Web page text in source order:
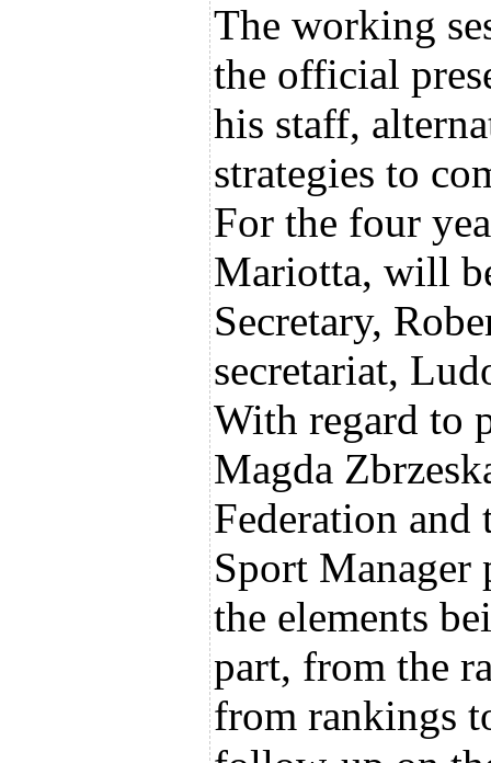
The working
the official
his staff,
strategies to
For the four
Mariotta, will
Secretary,
secretariat,
With regard to
Magda
Federation and
Sport
the elements
part, from the
from rankings